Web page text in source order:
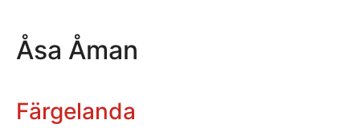
Åsa Åman
Färgelanda